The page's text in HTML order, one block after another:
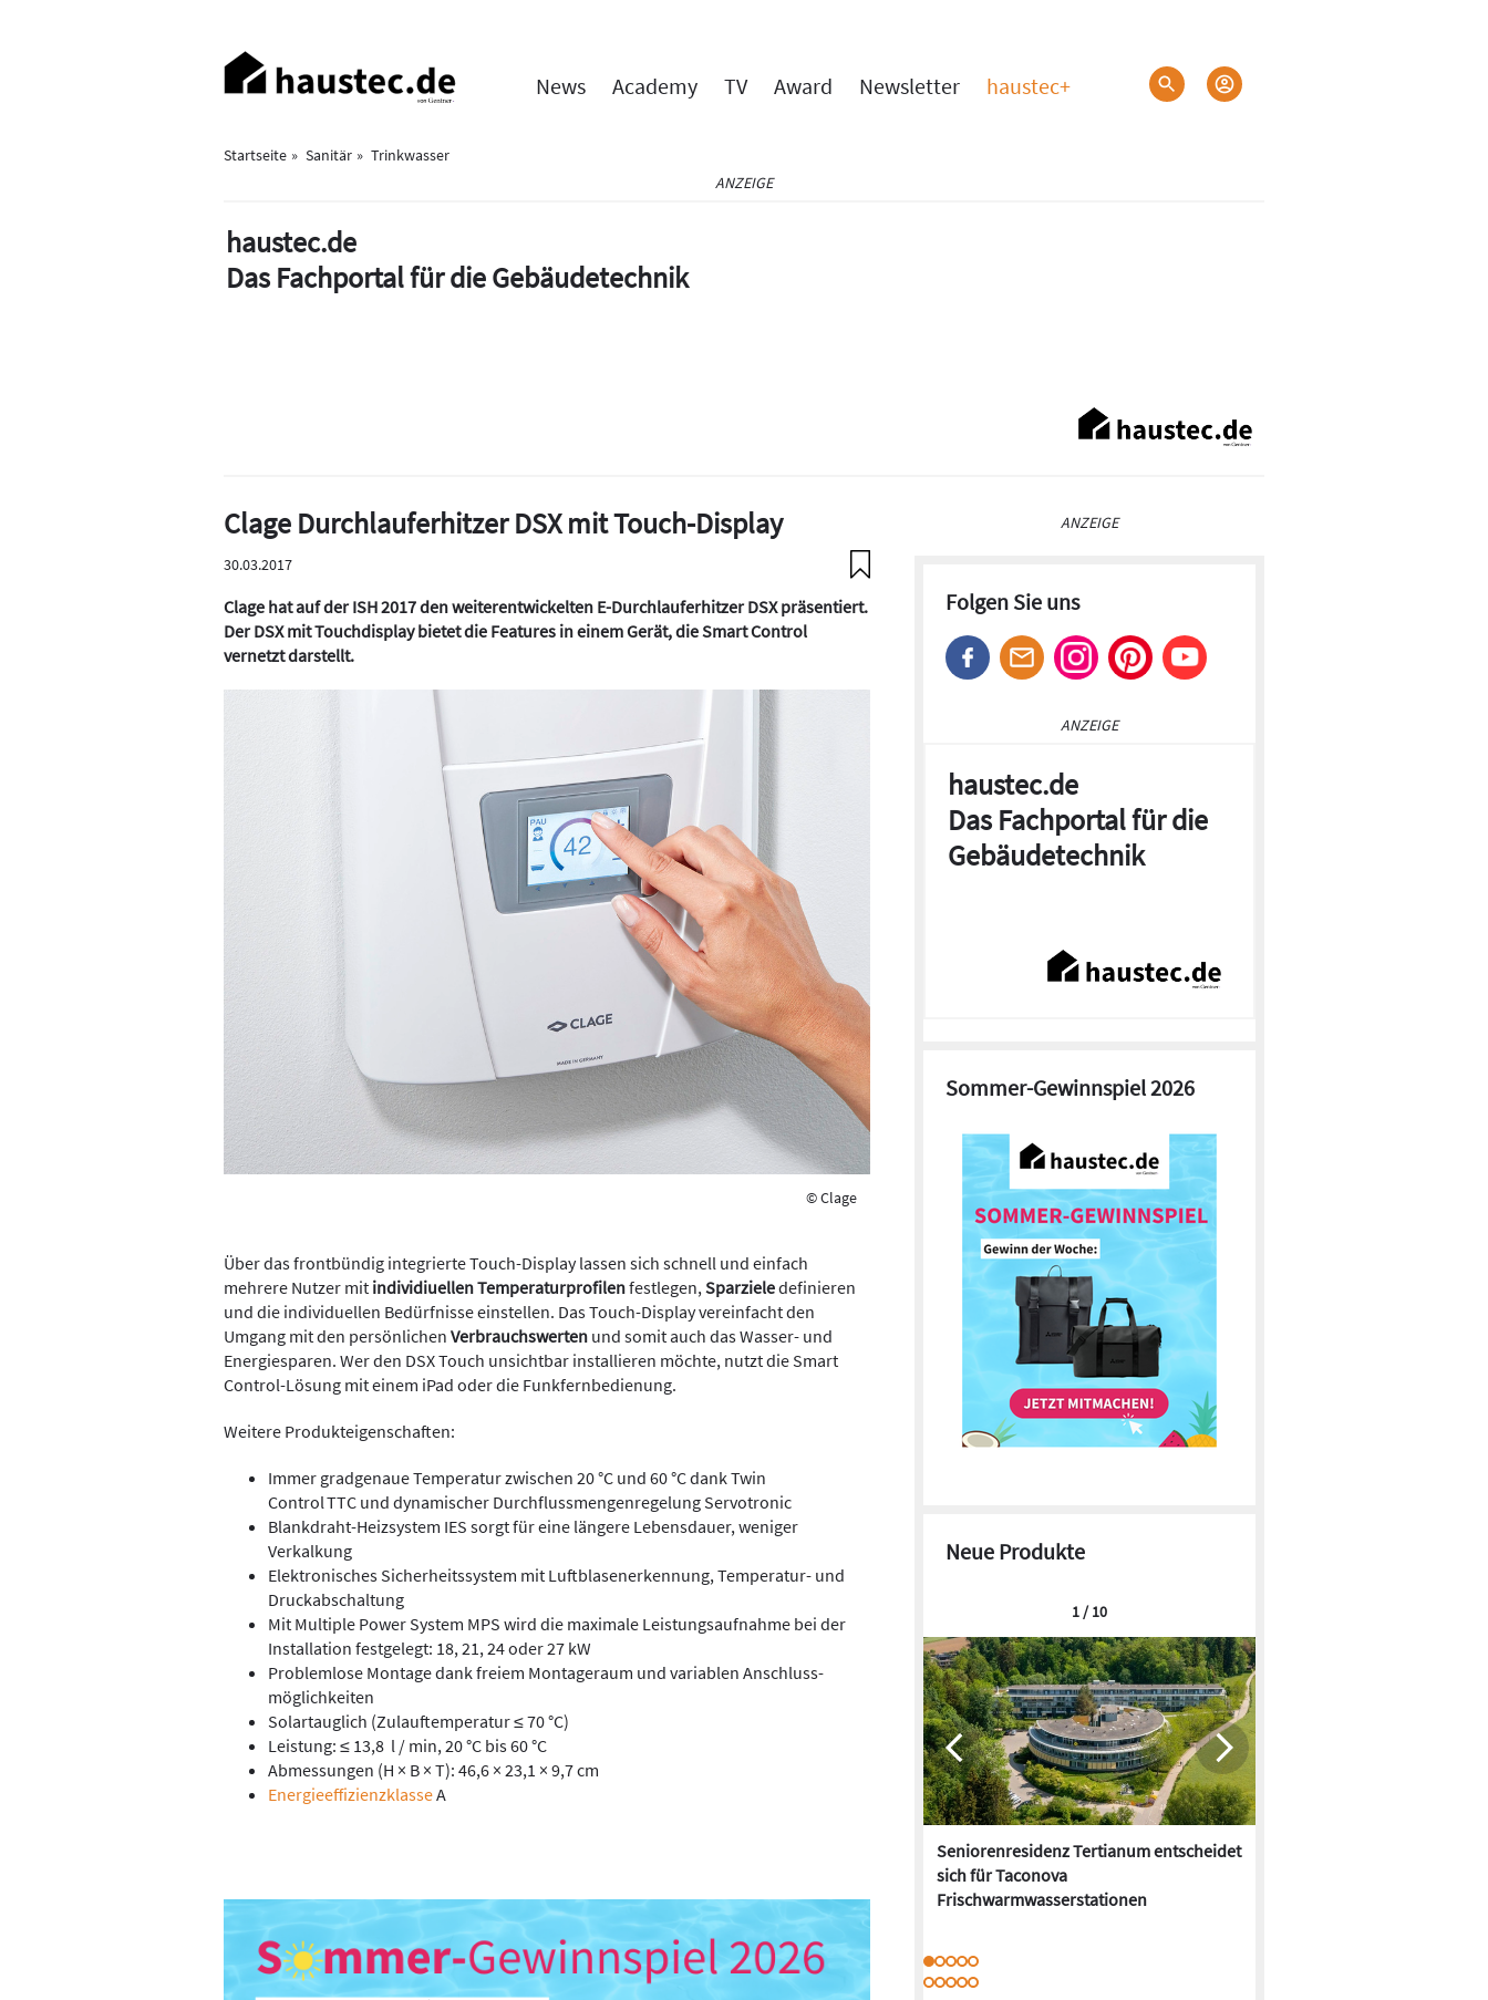
Haupt-
Navigation
News Academy TV Award Newsletter haustec+
Startseite Sanitär
Trinkwasser
ANZEIGE
haustec.de
Das Fachportal für die Gebäudetechnik
Clage Durchlauferhitzer DSX mit Touch-Display
30.03.2017
Clage hat auf der ISH 2017 den weiterentwickelten E-Durchlauferhitzer DSX präsentiert.
Der DSX mit Touchdisplay bietet die Features in einem Gerät, die Smart Control
vernetzt darstellt.
© Clage
Über das frontbündig integrierte Touch-Display lassen sich schnell und einfach
mehrere Nutzer mit individiuellen Temperaturprofilenfestlegen, Sparzieledefinieren
und die individuellen Bedürfnisse einstellen. Das Touch-Display vereinfacht den
Umgang mit den persönlichen Verbrauchswerten und somit auch das Wasser- und
Energiesparen. Wer den DSX Touch unsichtbar installieren möchte, nutzt die Smart
Control-Lösung mit einem iPad oder die Funkfernbedienung.
Weitere Produkteigenschaften:
Immer gradgenaue Temperatur zwischen 20 °C und 60 °C dank Twin
Control TTC und dyna­mischer Durchflussmengenregelung Servotronic
Blankdraht-Heizsystem IES sorgt für eine längere Lebensdauer, weniger
Verkalkung
Elektronisches Sicherheitssystem mit Luftblasen­erkennung, Temperatur- und
Druckabschaltung
Mit Multiple Power System MPS wird die maximale Leistungs­aufnahme bei der
Installation festgelegt: 18, 21, 24 oder 27 kW
Problemlose Montage dank ­freiem Montageraum und variablen Anschluss­
möglichkeiten
Solartauglich (Zulauftemperatur ≤ 70 °C)
Leistung: ≤ 13,8 l / min, 20 °C bis 60 °C
Abmessungen (H × B × T): 46,6 × 23,1 × 9,7 cm
EnergieeffizienzklasseA
ANZEIGE
Folgen Sie uns
ANZEIGE
haustec.de
Das Fachportal für die
Gebäudetechnik
Sommer-Gewinnspiel 2026
Neue Produkte
Seniorenresidenz Tertianum entscheidet
sich für Taconova
Frischwarmwasserstationen
1 / 10